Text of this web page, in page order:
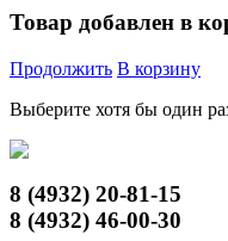
Товар добавлен в
Продолжить В корзину
Выберите хотя бы один
8 (4932) 20-81-15
8 (4932) 46-00-30